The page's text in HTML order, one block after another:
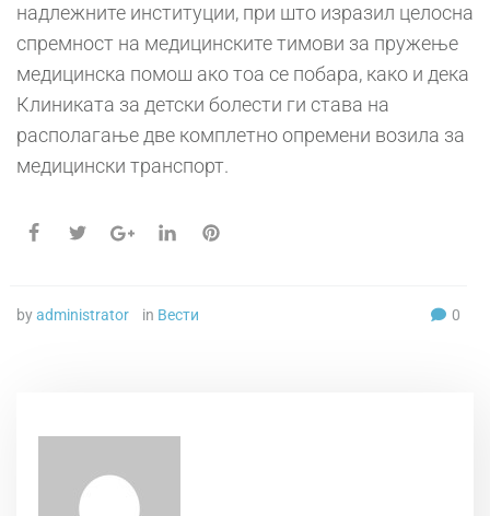
надлежните институции, при што изразил целосна
спремност на медицинските тимови за пружење
медицинска помош ако тоа се побара, како и дека
Клиниката за детски болести ги става на
располагање две комплетно опремени возила за
медицински транспорт.
byadministrator in Вести 0